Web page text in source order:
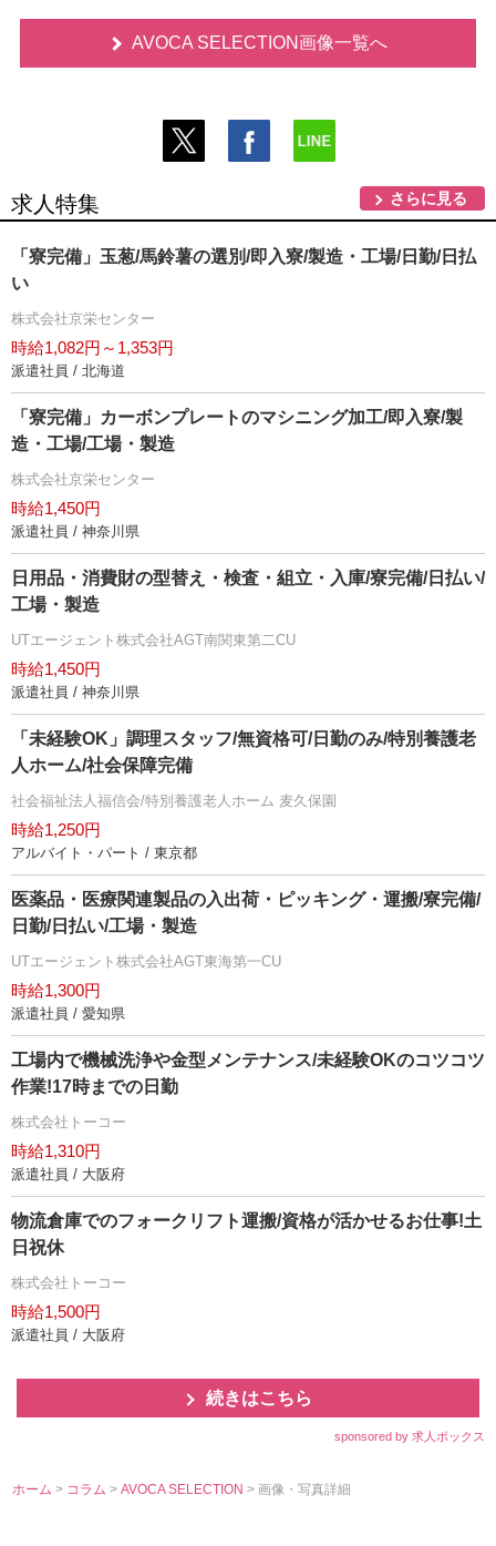
AVOCA SELECTION画像一覧へ
求人特集 さらに見る
「寮完備」玉葱/馬鈴薯の選別/即入寮/製造・工場/日勤/日払
い
株式会社京栄センター
時給1,082円～1,353円
派遣社員 / 北海道
「寮完備」カーボンプレートのマシニング加工/即入寮/製
造・工場/工場・製造
株式会社京栄センター
時給1,450円
派遣社員 / 神奈川県
日用品・消費財の型替え・検査・組立・入庫/寮完備/日払い/
工場・製造
UTエージェント株式会社AGT南関東第二CU
時給1,450円
派遣社員 / 神奈川県
「未経験OK」調理スタッフ/無資格可/日勤のみ/特別養護老
人ホーム/社会保障完備
社会福祉法人福信会/特別養護老人ホーム 麦久保園
時給1,250円
アルバイト・パート / 東京都
医薬品・医療関連製品の入出荷・ピッキング・運搬/寮完備/
日勤/日払い/工場・製造
UTエージェント株式会社AGT東海第一CU
時給1,300円
派遣社員 / 愛知県
工場内で機械洗浄や金型メンテナンス/未経験OKのコツコツ
作業!17時までの日勤
株式会社トーコー
時給1,310円
派遣社員 / 大阪府
物流倉庫でのフォークリフト運搬/資格が活かせるお仕事!土
日祝休
株式会社トーコー
時給1,500円
派遣社員 / 大阪府
続きはこちら
sponsored by 求人ボックス
ホーム > コラム>AVOCA SELECTION> 画像・写真詳細